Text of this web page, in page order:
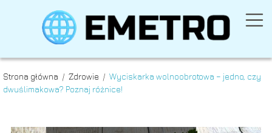
Strona główna / Zdrowie / Wyciskarka wolnoobrotowa – jedno, czy
dwuślimakowa? Poznaj różnice!